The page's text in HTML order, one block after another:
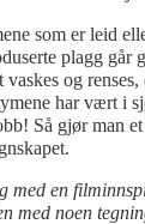
som er leid
plagg går
og
har vært i
Så gjør man
med en
med noen